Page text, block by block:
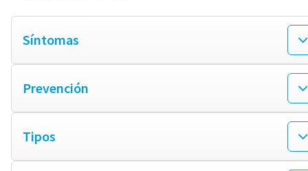
Síntomas
Prevención
Tipos